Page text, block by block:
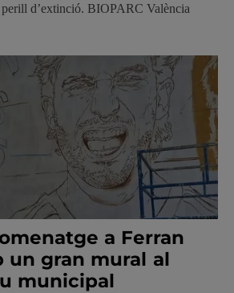
perill d’extinció. BIOPARC València
a Ferran
un gran mural al
municipal